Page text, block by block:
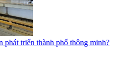
phát triển thành phố thông minh?